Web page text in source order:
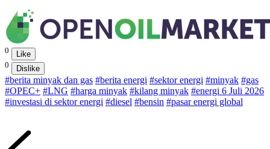
0
Like
0
Dislike
#berita minyak dan gas #berita energi #sektor energi #minyak #gas
#OPEC+ #LNG #harga minyak #kilang minyak #energi 6 Juli 2026
#investasi di sektor energi #diesel #bensin #pasar energi global